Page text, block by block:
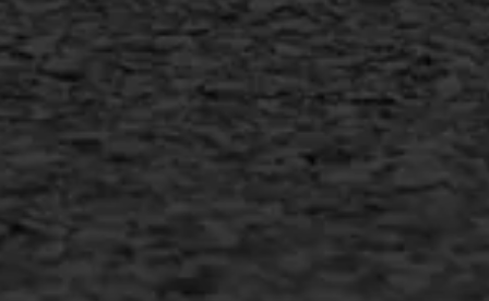
MEER INFORMATIE
Inschrijven nieuwsbrief
Duurzaam ondernemen